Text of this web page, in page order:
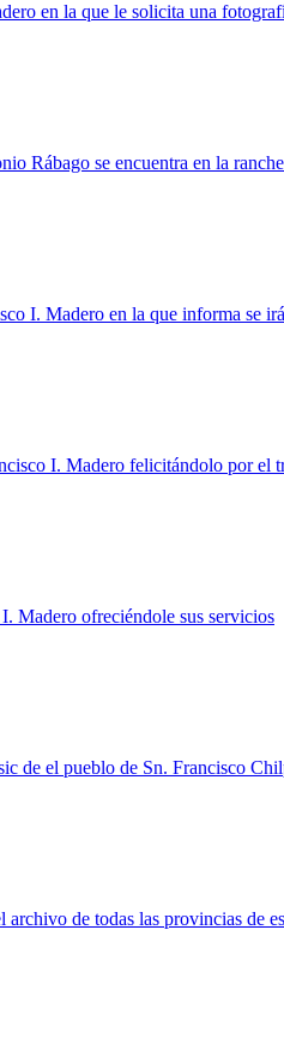
en la que le solicita una
Rábago se encuentra en la
I. Madero en la que informa se
I. Madero felicitándolo por el
Madero ofreciéndole sus servicios
de el pueblo de Sn. Francisco
archivo de todas las provincias de